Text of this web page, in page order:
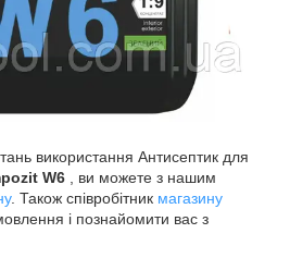
використання Антисептик для
W6 , ви можете з нашим
. Також співробітник магазину
і познайомити вас з